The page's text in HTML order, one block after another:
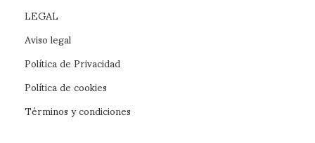
LEGAL
Aviso legal
Política de Privacidad
Política de cookies
Términos y condiciones